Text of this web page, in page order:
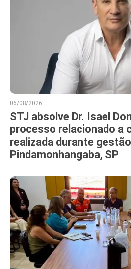
06/08/2026
STJ absolve Dr. Isael
processo relacionado a
realizada durante
Pindamonhangaba, SP